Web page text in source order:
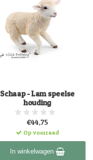
Schaap - Lam speelse
houding
€44,75
Op voorraad
In winkelwagen